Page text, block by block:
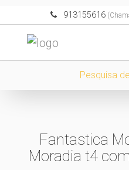
913155616
Pesquisa
Fantastica
Moradia t4